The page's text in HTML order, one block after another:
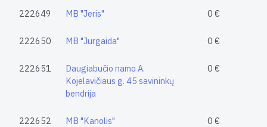
222649 MB "Jeris" 0 €
222650 MB "Jurgaida" 0 €
222651
Daugiabučio namo A.
Kojelavičiaus g. 45 savininkų
bendrija
0 €
222652 MB "Kanolis" 0 €